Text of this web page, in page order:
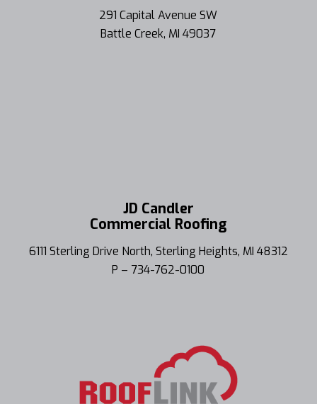
291 Capital Avenue SW
Battle Creek, MI 49037
JD Candler
Commercial Roofing
6111 Sterling Drive North, Sterling Heights, MI 48312
P – 734-762-0100